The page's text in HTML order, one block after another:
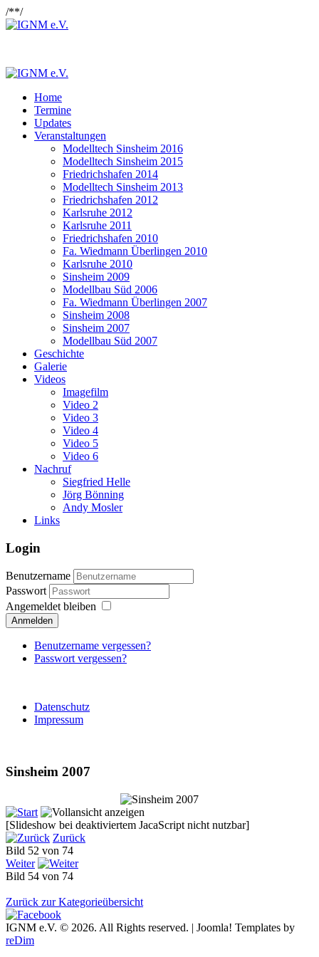
/**/
Home
Termine
Updates
Veranstaltungen
Modelltech Sinsheim 2016
Modelltech Sinsheim 2015
Friedrichshafen 2014
Modelltech Sinsheim 2013
Friedrichshafen 2012
Karlsruhe 2012
Karlsruhe 2011
Friedrichshafen 2010
Fa. Wiedmann Überlingen 2010
Karlsruhe 2010
Sinsheim 2009
Modellbau Süd 2006
Fa. Wiedmann Überlingen 2007
Sinsheim 2008
Sinsheim 2007
Modellbau Süd 2007
Geschichte
Galerie
Videos
Imagefilm
Video 2
Video 3
Video 4
Video 5
Video 6
Nachruf
Siegfried Helle
Jörg Bönning
Andy Mosler
Links
Login
Benutzername
Passwort
Angemeldet bleiben
Anmelden
Benutzername vergessen?
Passwort vergessen?
Datenschutz
Impressum
Sinsheim 2007
[Slideshow bei deaktiviertem JacaScript nicht nutzbar]
Zurück
Bild 52 von 74
Weiter
Bild 54 von 74
Zurück zur Kategorieübersicht
IGNM e.V. © 2026. All Rights reserved. | Joomla! Templates by
reDim